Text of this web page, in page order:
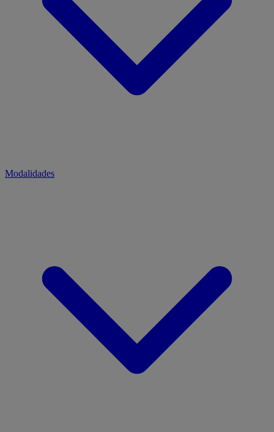
Modalidades